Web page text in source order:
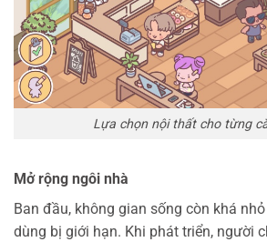
Lựa chọn nội thất cho từng
Mở rộng ngôi nhà
Ban đầu, không gian sống còn khá
dùng bị giới hạn. Khi phát triển, người